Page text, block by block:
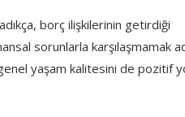
borç ilişkilerinin getirdiği
sorunlarla karşılaşmamak
yaşam kalitesini de pozitif